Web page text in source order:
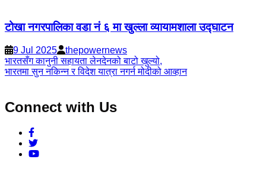
टोखा नगरपालिका वडा नं ६ मा खुल्ला व्यायामशाला उद्घाटन
9 Jul 2025 thepowernews
Post
navigation
भारतसँग कानुनी सहायता लेनदेनको बाटो खुल्यो,
भारतमा सुन नकिन्न र विदेश यात्रा नगर्न मोदीको आव्हान
Connect with Us